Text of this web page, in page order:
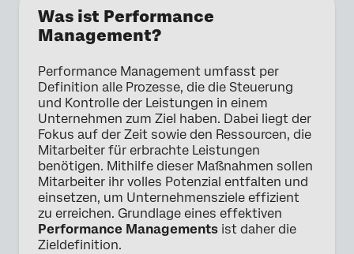
Was ist Performance
Management?
Performance Management umfasst per
Definition alle Prozesse, die die Steuerung
und Kontrolle der Leistungen in einem
Unternehmen zum Ziel haben. Dabei liegt der
Fokus auf der Zeit sowie den Ressourcen, die
Mitarbeiter für erbrachte Leistungen
benötigen. Mithilfe dieser Maßnahmen sollen
Mitarbeiter ihr volles Potenzial entfalten und
einsetzen, um Unternehmensziele effizient
zu erreichen. Grundlage eines effektiven
Performance Managements ist daher die
Zieldefinition.